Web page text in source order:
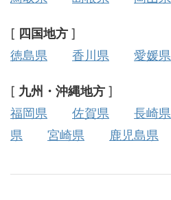
[ 四国地方 ]
徳島県
香川県 愛媛県
[ 九州・沖縄地方 ]
福岡県
佐賀県 長崎県
県
宮崎県 鹿児島県